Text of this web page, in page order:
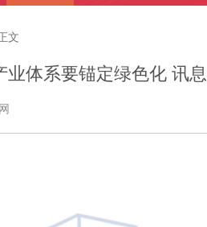
文
体系要锚定绿色化 讯息